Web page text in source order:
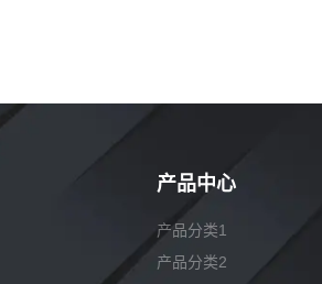
产品中心
产品分类1
产品分类2